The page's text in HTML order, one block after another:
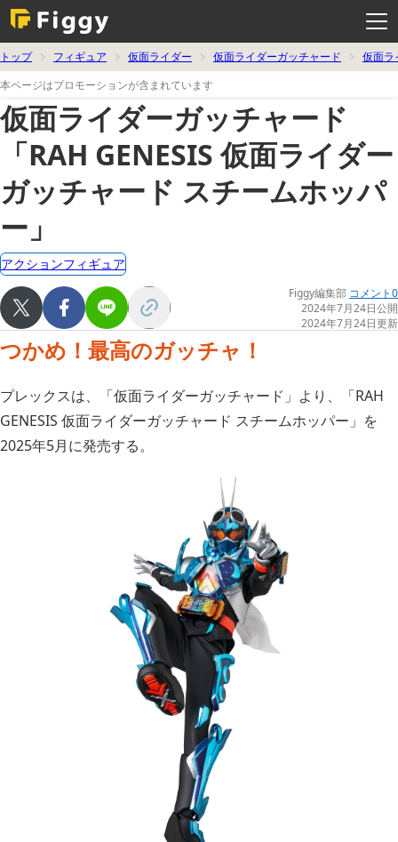
ー
開
く
トップ フィギュア 仮面ライダー 仮面ライダーガッチャード
仮面ラ
本ページはプロモーションが含まれています
仮面ライダーガッチャード
「RAH GENESIS 仮面ライダー
ガッチャード スチームホッパ
ー」
アクションフィギュア
Figgy編集部 コメント0
2024年7月24日公開
2024年7月24日更新
つかめ！最高のガッチャ！
プレックスは、「仮面ライダーガッチャード」より、「RAH
GENESIS 仮面ライダーガッチャード スチームホッパー」を
2025年5月に発売する。